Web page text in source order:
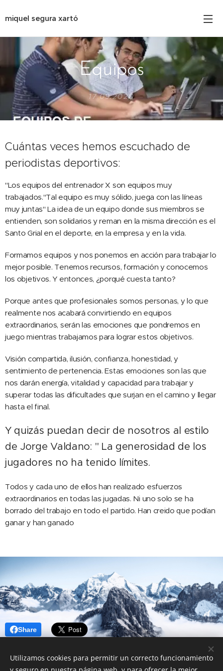
miquel segura xartó
Equipos
17.09.2020
Cuántas veces hemos escuchado de
periodistas deportivos:
"Los equipos del entrenador X son equipos muy
trabajados."Tal equipo es muy sólido, juega con las líneas
muy juntas" La idea de un equipo donde sus miembros se
entienden, son solidarios y reman en la misma dirección es el
Santo Grial en el deporte, en la empresa y en la vida.
Formamos equipos y nos ponemos en acción para trabajar lo
mejor posible. Tenemos recursos, formación y conocemos
los objetivos. Y entonces, ¿porqué cuesta tanto?
Porque antes que profesionales somos personas, y lo que
realmente nos acabará convirtiendo en equipos
extraordinarios, serán las emociones que pondremos en
juego mientras trabajamos para lograr estos objetivos.
Visión compartida, ilusión, confianza, honestidad, y
sentimiento de pertenencia. Estas emociones son las que
nos darán energía, vitalidad y capacidad para trabajar y
superar todas las dificultades que surjan en el camino y llegar
hasta el final.
Y quizás puedan decir de nosotros al estilo
de Jorge Valdano: " La generosidad de los
jugadores no ha tenido límites.
Todos y cada uno de ellos han realizado esfuerzos
extraordinarios en todas las jugadas. Ni uno solo se ha
borrado del trabajo en todo el partido. Han creido que podían
ganar y han ganado
Share
Utilizamos cookies para permitir un correcto funcionamiento